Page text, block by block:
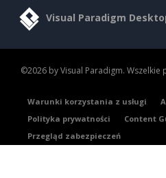
Visual Paradigm
©2026 by Visual Paradigm. Wszelkie
Warunki korzystania z usługi
Polityka prywatności
Content
Przegląd zabezpieczeń